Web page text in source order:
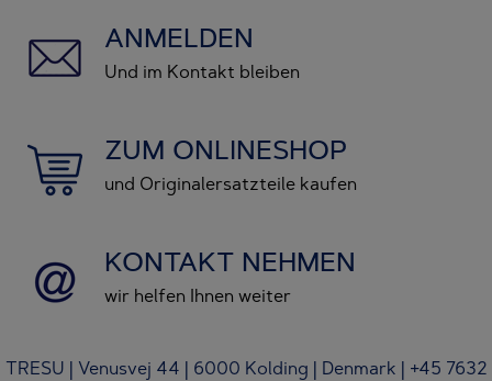
ANMELDEN
Und im Kontakt bleiben
ZUM ONLINESHOP
und Originalersatzteile kaufen
KONTAKT NEHMEN
wir helfen Ihnen weiter
TRESU | Venusvej 44 | 6000 Kolding | Denmark | +45 7632